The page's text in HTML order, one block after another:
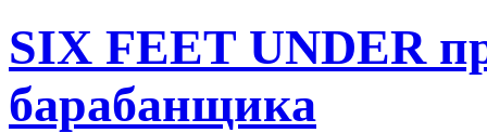
SIX FEET UNDER
барабанщика